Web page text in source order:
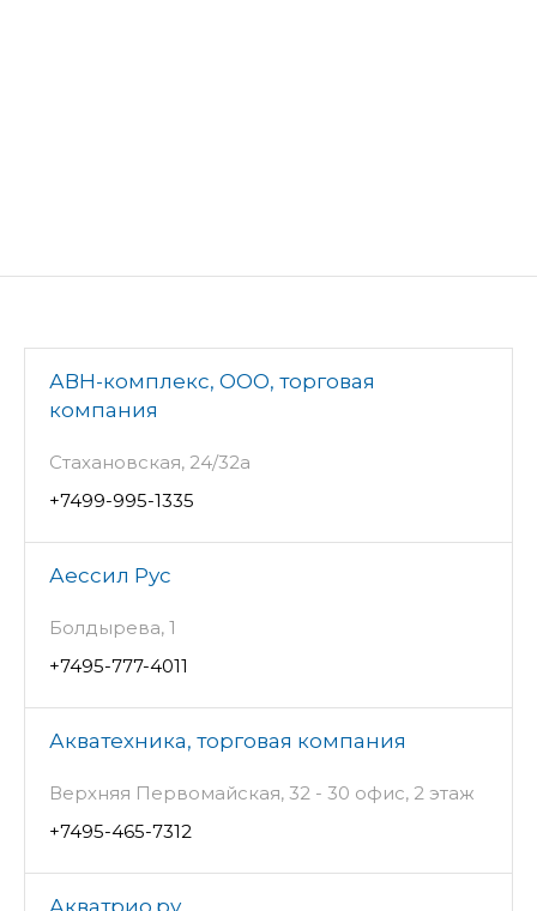
АВН-комплекс, ООО, торговая
компания
Стахановская, 24/32а
+7499-995-1335
Аессил Рус
Болдырева, 1
+7495-777-4011
Акватехника, торговая компания
Верхняя Первомайская, 32 - 30 офис, 2 этаж
+7495-465-7312
Акватрио.ру